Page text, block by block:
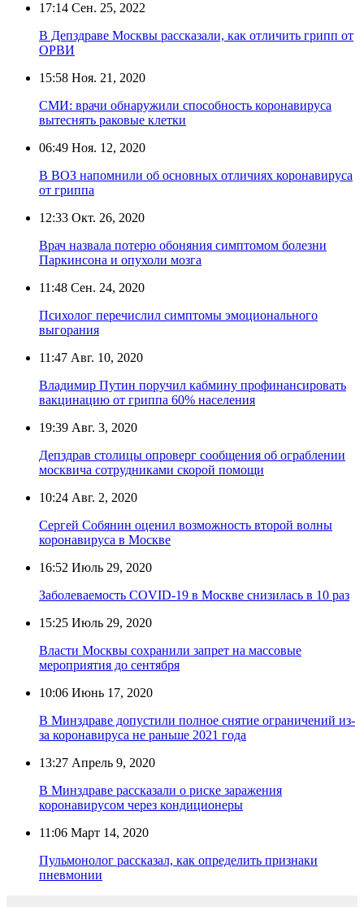
17:14 Сен. 25, 2022
В Депздраве Москвы рассказали, как отличить грипп от
ОРВИ
15:58 Ноя. 21, 2020
СМИ: врачи обнаружили способность коронавируса
вытеснять раковые клетки
06:49 Ноя. 12, 2020
В ВОЗ напомнили об основных отличиях коронавируса
от гриппа
12:33 Окт. 26, 2020
Врач назвала потерю обоняния симптомом болезни
Паркинсона и опухоли мозга
11:48 Сен. 24, 2020
Психолог перечислил симптомы эмоционального
выгорания
11:47 Авг. 10, 2020
Владимир Путин поручил кабмину профинансировать
вакцинацию от гриппа 60% населения
19:39 Авг. 3, 2020
Депздрав столицы опроверг сообщения об ограблении
москвича сотрудниками скорой помощи
10:24 Авг. 2, 2020
Сергей Собянин оценил возможность второй волны
коронавируса в Москве
16:52 Июль 29, 2020
Заболеваемость COVID-19 в Москве снизилась в 10 раз
15:25 Июль 29, 2020
Власти Москвы сохранили запрет на массовые
мероприятия до сентября
10:06 Июнь 17, 2020
В Минздраве допустили полное снятие ограничений из-
за коронавируса не раньше 2021 года
13:27 Апрель 9, 2020
В Минздраве рассказали о риске заражения
коронавирусом через кондиционеры
11:06 Март 14, 2020
Пульмонолог рассказал, как определить признаки
пневмонии